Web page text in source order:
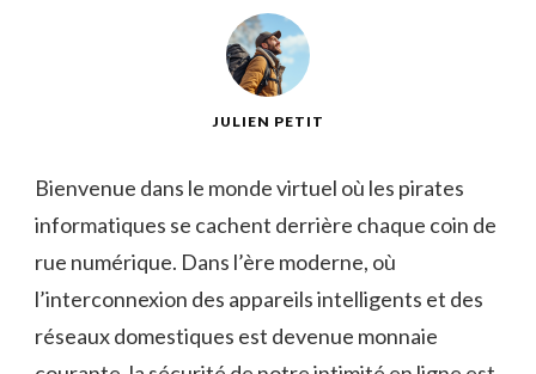
JULIEN PETIT
Bienvenue dans le monde virtuel où les pirates
informatiques se cachent⁢ derrière chaque coin de
rue ⁢numérique. Dans l’ère moderne, où
l’interconnexion⁢ des appareils intelligents et des
réseaux domestiques est devenue ‌monnaie